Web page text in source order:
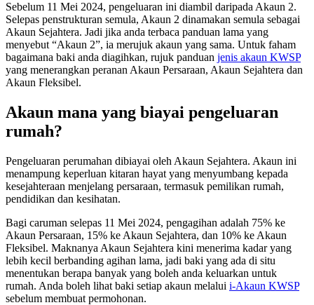
Sebelum 11 Mei 2024, pengeluaran ini diambil daripada Akaun 2.
Selepas penstrukturan semula, Akaun 2 dinamakan semula sebagai
Akaun Sejahtera. Jadi jika anda terbaca panduan lama yang
menyebut “Akaun 2”, ia merujuk akaun yang sama. Untuk faham
bagaimana baki anda diagihkan, rujuk panduan jenis akaun KWSP
yang menerangkan peranan Akaun Persaraan, Akaun Sejahtera dan
Akaun Fleksibel.
Akaun mana yang biayai pengeluaran
rumah?
Pengeluaran perumahan dibiayai oleh Akaun Sejahtera. Akaun ini
menampung keperluan kitaran hayat yang menyumbang kepada
kesejahteraan menjelang persaraan, termasuk pemilikan rumah,
pendidikan dan kesihatan.
Bagi caruman selepas 11 Mei 2024, pengagihan adalah 75% ke
Akaun Persaraan, 15% ke Akaun Sejahtera, dan 10% ke Akaun
Fleksibel. Maknanya Akaun Sejahtera kini menerima kadar yang
lebih kecil berbanding agihan lama, jadi baki yang ada di situ
menentukan berapa banyak yang boleh anda keluarkan untuk
rumah. Anda boleh lihat baki setiap akaun melalui i-Akaun KWSP
sebelum membuat permohonan.